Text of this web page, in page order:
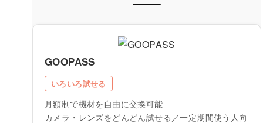
GOOPASS
いろいろ試せる
月額制で機材を自由に交換可能
カメラ・レンズをどんどん試せる／一定期間使う人向